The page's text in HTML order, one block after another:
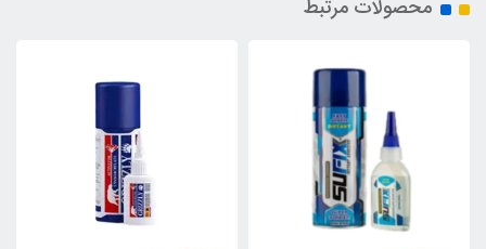
محصولات مرتبط